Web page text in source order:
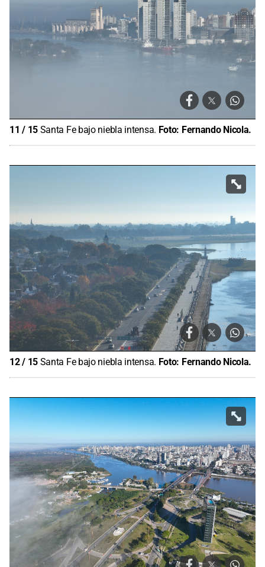
11 / 15 Santa Fe bajo niebla intensa. Foto: Fernando Nicola.
12/ 15 Santa Fe bajo niebla intensa. Foto: Fernando Nicola.